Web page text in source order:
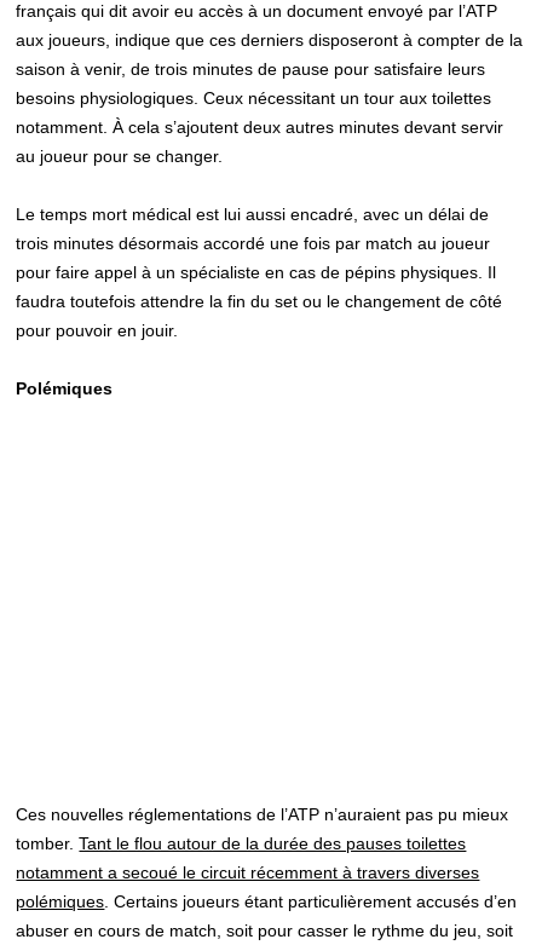
français qui dit avoir eu accès à un document envoyé par l’ATP
aux joueurs, indique que ces derniers disposeront à compter de la
saison à venir, de trois minutes de pause pour satisfaire leurs
besoins physiologiques. Ceux nécessitant un tour aux toilettes
notamment. À cela s’ajoutent deux autres minutes devant servir
au joueur pour se changer.
Le temps mort médical est lui aussi encadré, avec un délai de
trois minutes désormais accordé une fois par match au joueur
pour faire appel à un spécialiste en cas de pépins physiques. Il
faudra toutefois attendre la fin du set ou le changement de côté
pour pouvoir en jouir.
Polémiques
Ces nouvelles réglementations de l’ATP n’auraient pas pu mieux
tomber.Tant le flou autour de la durée des pauses toilettes
notamment a secoué le circuit récemment à travers diverses
polémiques . Certains joueurs étant particulièrement accusés d’en
abuser en cours de match, soit pour casser le rythme du jeu, soit